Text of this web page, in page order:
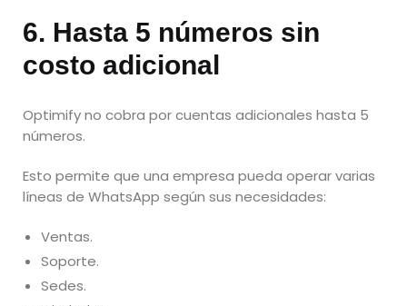
6. Hasta 5 números sin
costo adicional
Optimify no cobra por cuentas adicionales hasta 5
números.
Esto permite que una empresa pueda operar varias
líneas de WhatsApp según sus necesidades:
Ventas.
Soporte.
Sedes.